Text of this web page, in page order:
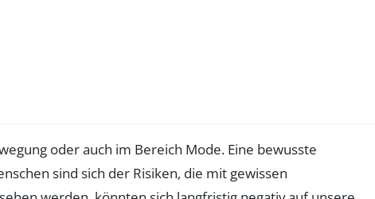
oder auch im Bereich Mode. Eine bewusste
sind sich der Risiken, die mit gewissen